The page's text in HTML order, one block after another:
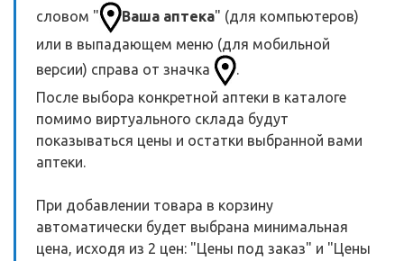
словом "
Ваша аптека" (для компьютеров)
или в выпадающем меню (для мобильной
версии) справа от значка
.
После выбора конкретной аптеки в каталоге
помимо виртуального склада будут
показываться цены и остатки выбранной вами
аптеки.
При добавлении товара в корзину
автоматически будет выбрана минимальная
цена, исходя из 2 цен: "Цены под заказ" и "Цены